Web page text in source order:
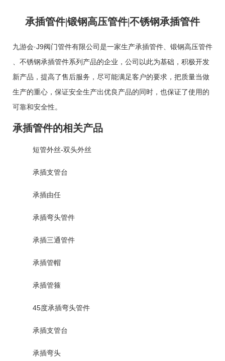
承插管件|锻钢高压管件|不锈钢承插管件
九游会·J9阀门管件有限公司是一家生产承插管件
锻钢高压管件
不锈钢承插管件系列产品的企业，公司以此为基础，积极开发
新产品，提高了售后服务，尽可能满足客户的要求，把质量当做
生产的重心，保证安全生产出优良产品的同时，也保证了使用的
可靠和安全性。
承插管件的相关产品
短管外丝-双头外丝
承插支管台
承插由任
承插弯头管件
承插三通管件
承插管帽
承插管箍
45度承插弯头管件
承插支管台
承插弯头